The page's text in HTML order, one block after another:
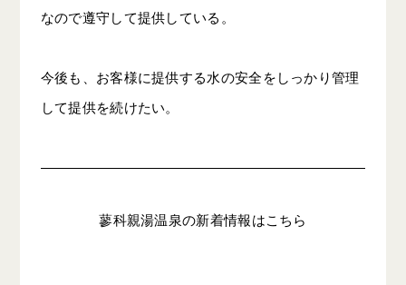
なので遵守して提供している。
今後も、お客様に提供する水の安全をしっかり管理
して提供を続けたい。
蓼科親湯温泉の新着情報はこちら